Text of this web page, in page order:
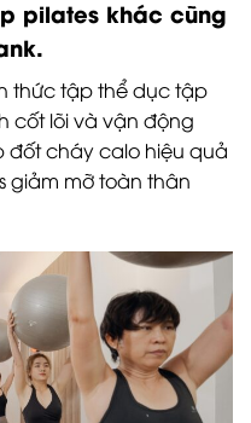
pilates khác cũng
thức tập thể dục tập
cốt lõi và vận động
đốt cháy calo hiệu quả
giảm mỡ toàn thân